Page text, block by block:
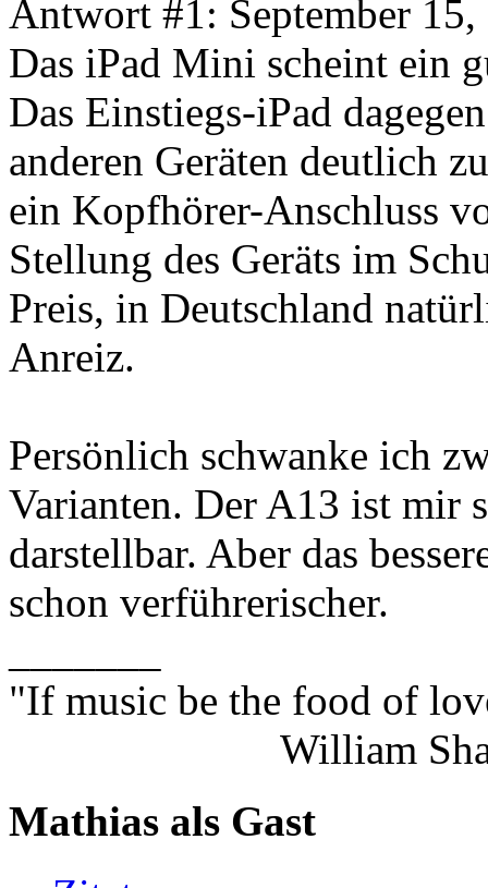
Antwort #1: September
Das iPad Mini scheint ein
Das Einstiegs-iPad
anderen Geräten deutlich
ein Kopfhörer-Anschluss
Stellung des Geräts im
Preis, in Deutschland
Anreiz.
Persönlich schwanke ich
Varianten. Der A13 ist mir
darstellbar. Aber das
schon verführerischer.
"If music be the food of
William
Mathias als Gast